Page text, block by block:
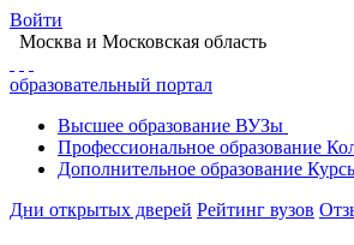
Войти
Москва и Московская область
образовательный портал
Высшее образование ВУЗы
Профессиональное образование
Дополнительное образование
Дни открытых дверей Рейтинг вузов